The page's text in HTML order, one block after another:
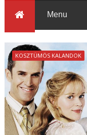
KOSZTÜMÖS KALANDOK